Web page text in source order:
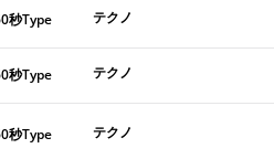
秒Type テクノ
秒Type テクノ
秒Type テクノ